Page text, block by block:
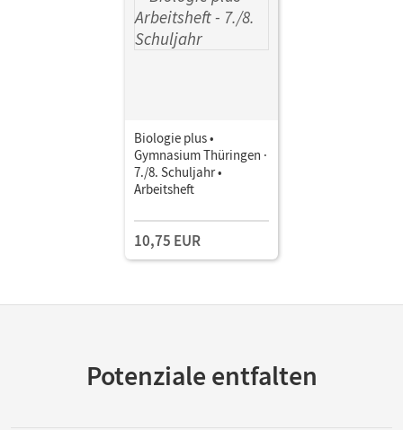
Biologie plus •
Gymnasium Thüringen ·
7./8. Schuljahr •
Arbeitsheft
10,75 EUR
Potenziale entfalten